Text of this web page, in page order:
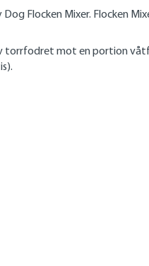
Flocken Mixer. Flocken
torrfodret mot en portion